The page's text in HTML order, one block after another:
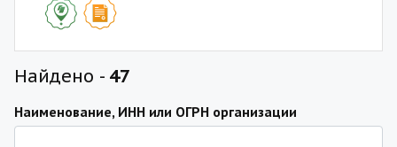
Найдено - 47
Наименование, ИНН или ОГРН организации